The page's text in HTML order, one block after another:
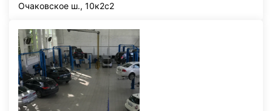
Очаковское ш., 10к2с2